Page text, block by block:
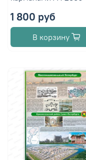
1 800 руб
В корзину